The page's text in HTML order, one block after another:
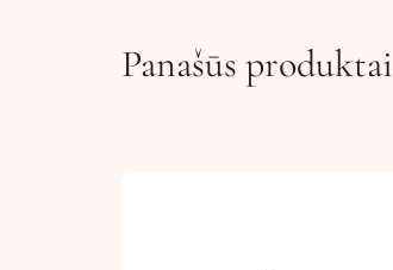
Panašūs produktai